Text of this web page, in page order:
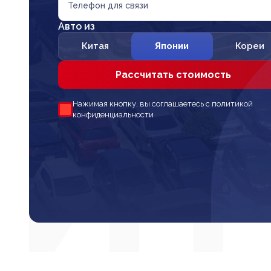
Телефон для связи
Авто из
Китая Японии Кореи
Рассчитать стоимость
Нажимая кнопку, вы соглашаетесь с политикой
конфиденциальности